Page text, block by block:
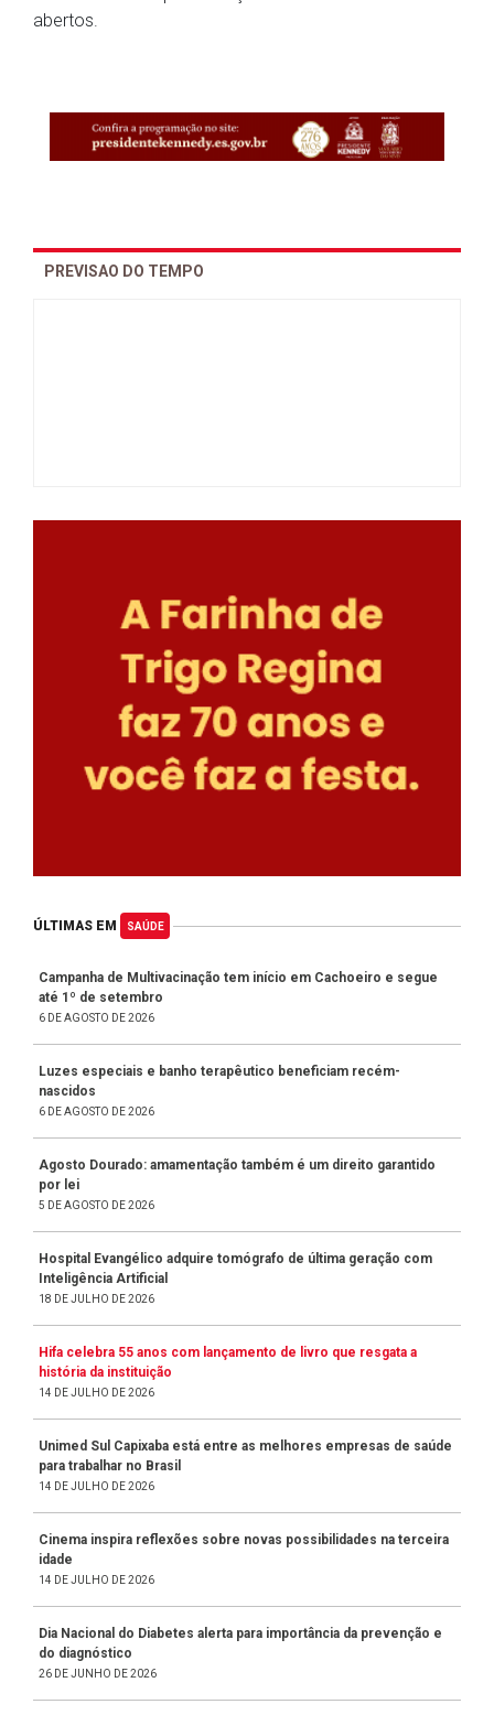
abertos.
PREVISAO DO TEMPO
ÚLTIMAS EM SAÚDE
Campanha de Multivacinação tem início em Cachoeiro e segue
até 1º de setembro
6 DE AGOSTO DE 2026
Luzes especiais e banho terapêutico beneficiam recém-
nascidos
6 DE AGOSTO DE 2026
Agosto Dourado: amamentação também é um direito garantido
por lei
5 DE AGOSTO DE 2026
Hospital Evangélico adquire tomógrafo de última geração com
Inteligência Artificial
18 DE JULHO DE 2026
Hifa celebra 55 anos com lançamento de livro que resgata a
história da instituição
14 DE JULHO DE 2026
Unimed Sul Capixaba está entre as melhores empresas de saúde
para trabalhar no Brasil
14 DE JULHO DE 2026
Cinema inspira reflexões sobre novas possibilidades na terceira
idade
14 DE JULHO DE 2026
Dia Nacional do Diabetes alerta para importância da prevenção e
do diagnóstico
26 DE JUNHO DE 2026